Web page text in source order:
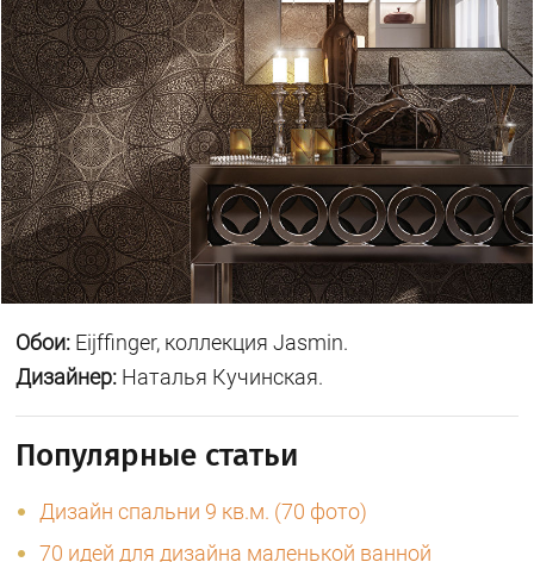
Обои: Eijffinger, коллекция Jasmin.
Дизайнер: Наталья Кучинская.
Популярные статьи
Дизайн спальни 9 кв.м. (70 фото)
70 идей для дизайна маленькой ванной